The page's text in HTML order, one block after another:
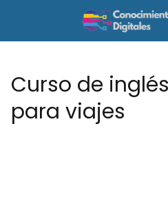
Curso de
para viajes